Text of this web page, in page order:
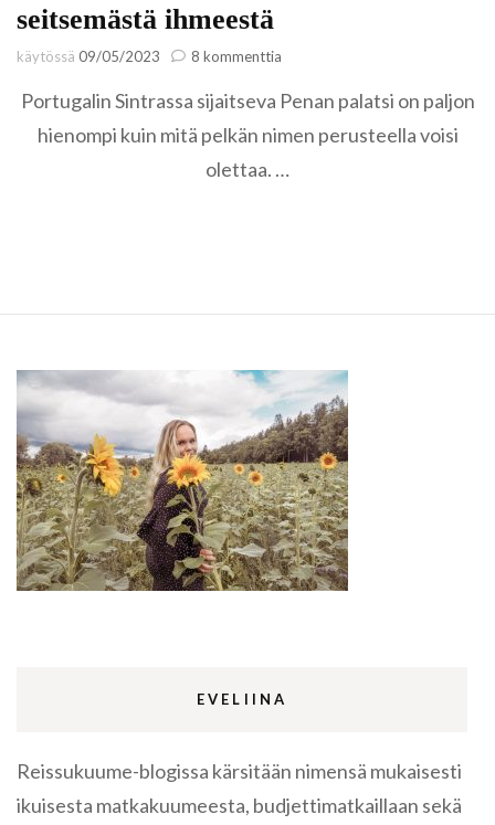
seitsemästä ihmeestä
käytössä 09/05/2023 8 kommenttia
palatsi:
Portugalin
Portugalin Sintrassa sijaitseva Penan palatsi on paljon
hienompi kuin mitä pelkän nimen perusteella voisi
olettaa. …
EVELIINA
Reissukuume-blogissa kärsitään nimensä mukaisesti
ikuisesta matkakuumeesta, budjettimatkaillaan sekä